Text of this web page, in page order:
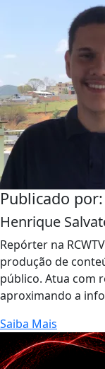
Publicado por:
Henrique
Repórter na
produção de
público. Atua com
aproximando a
Saiba Mais